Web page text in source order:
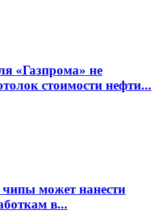
«Газпрома» не
стоимости нефти...
может нанести
в...